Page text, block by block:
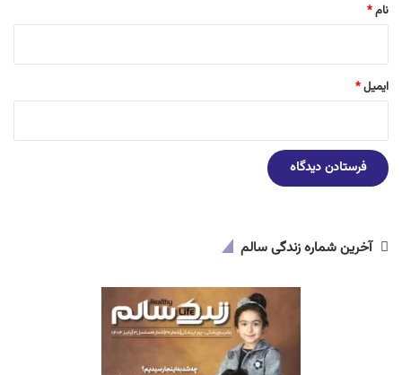
نام*
ایمیل*
آخرین شماره زندگی سالم